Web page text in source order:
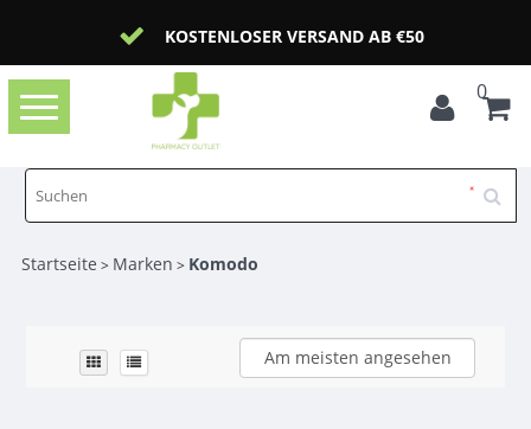
KOSTENLOSER VERSAND AB €50
Toggle
navigation
0
Startseite > Marken > Komodo
Am meisten angesehen